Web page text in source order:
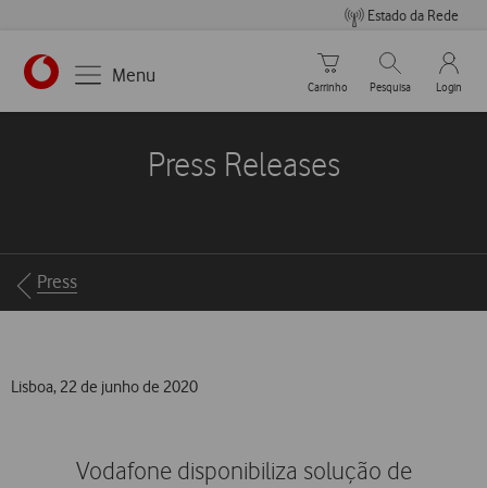
Estado da Rede
https://www.vodafone.pt
Menu
Carrinho de compras
Carrinho
Pesquisar
Pesquisa
My
Login
Press Releases
Breadcrumbs
Press
Lisboa, 22 de junho de 2020
Vodafone disponibiliza solução de